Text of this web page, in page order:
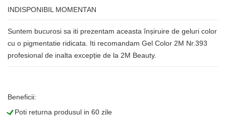
INDISPONIBIL MOMENTAN
Suntem bucurosi sa iti prezentam aceasta înșiruire de geluri color
cu o pigmentatie ridicata. Iti recomandam Gel Color 2M Nr.393
profesional de inalta excepție de la 2M Beauty.
Beneficii:
LPoti returna produsul in 60 zile